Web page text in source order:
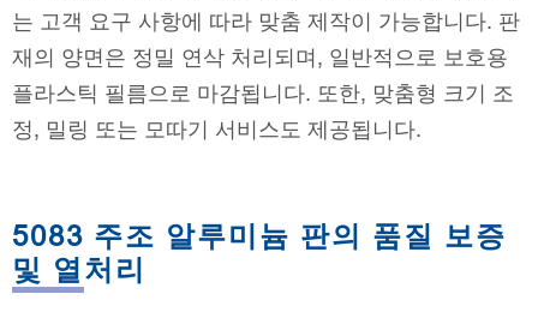
는 고객 요구 사항에 따라 맞춤 제작이 가능합니다. 판
재의 양면은 정밀 연삭 처리되며, 일반적으로 보호용
플라스틱 필름으로 마감됩니다. 또한, 맞춤형 크기 조
정, 밀링 또는 모따기 서비스도 제공됩니다.
5083 주조 알루미늄 판의 품질 보증
및 열처리